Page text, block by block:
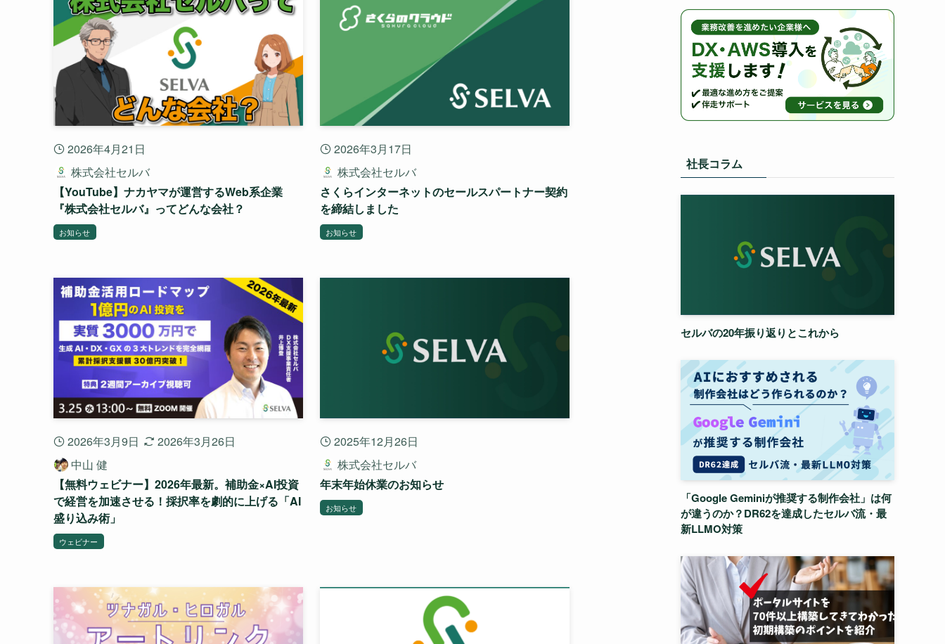
2026年4月21日
株式会社セルバ
【YouTube】ナカヤマが運営するWeb系企業
『株式会社セルバ』ってどんな会社？
お知らせ
2026年3月17日
株式会社セルバ
さくらインターネットのセールスパートナー契約
を締結しました
お知らせ
2026年3月9日
2026年3月26日
中山 健
【無料ウェビナー】2026年最新。補助金×AI投資
で経営を加速させる！採択率を劇的に上げる「AI
盛り込み術」
ウェビナー
2025年12月26日
株式会社セルバ
年末年始休業のお知らせ
お知らせ
社長コラム
セルバの20年振り返りとこれから
「Google Geminiが推奨する制作会社」は何
が違うのか？DR62を達成したセルバ流・最
新LLMO対策